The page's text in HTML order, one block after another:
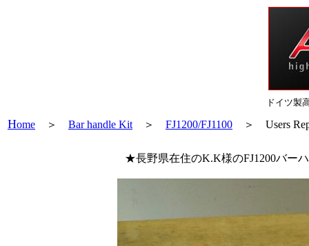
ドイツ製
Home ＞ Bar handle Kit ＞ FJ1200/FJ1100 ＞ Users
★長野県在住のK.K様のFJ1200バー